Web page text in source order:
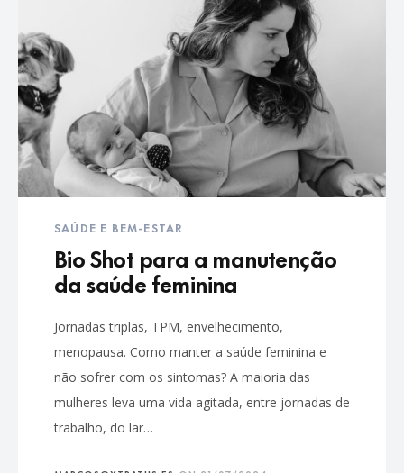
SAÚDE E BEM-ESTAR
Bio Shot para a manutenção
da saúde feminina
Jornadas triplas, TPM, envelhecimento,
menopausa. Como manter a saúde feminina e
não sofrer com os sintomas? A maioria das
mulheres leva uma vida agitada, entre jornadas de
trabalho, do lar…